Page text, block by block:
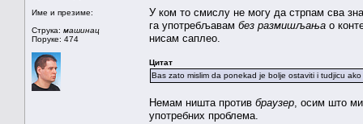
Име и презиме:
Струка: машинац
Поруке: 474
У ком то смислу не могу да стрпам сва
га употребљавам без размишљања о
нисам саплео.
Цитат
Bas zato mislim da ponekad je bolje ostaviti i tudjicu
Немам ништа против браузер , осим што
употребних проблема.